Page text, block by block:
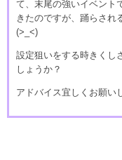
て、末尾の強いイベント
きたのですが、踊らされ
(>_<)
設定狙いをする時きくし
しょうか？
アドバイス宜しくお願い